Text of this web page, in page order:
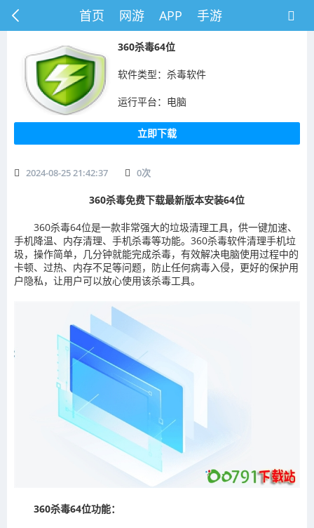
首页 网游 APP 手游
360杀毒64位
软件类型：杀毒软件
运行平台：电脑
立即下载
2024-08-25 21:42:37 0次
360杀毒免费下载最新版本安装64位
360杀毒64位是一款非常强大的垃圾清理工具，供一键加速、
手机降温、内存清理、手机杀毒等功能。360杀毒软件清理手机垃
圾，操作简单，几分钟就能完成杀毒，有效解决电脑使用过程中的
卡顿、过热、内存不足等问题，防止任何病毒入侵，更好的保护用
户隐私，让用户可以放心使用该杀毒工具。
360杀毒64位功能：